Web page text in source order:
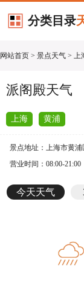
分类目录
网站首页 > 景点天气 > 上
派阁殿天气
上海 黄浦
景点地址：上海市黄浦
营业时间：08:00-21:00
今天天气